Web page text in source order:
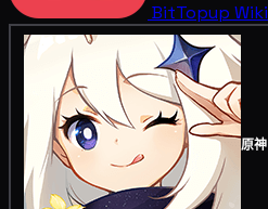
BitTopup Wiki
原神